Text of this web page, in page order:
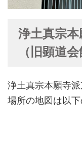
浄土真宗
（旧顕道
浄土真宗本願寺
場所の地図は以下